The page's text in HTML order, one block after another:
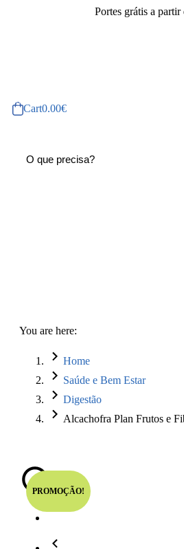
Portes grátis a partir
Cart0.00€
You are here:
Home
Saúde e Bem Estar
Digestão
Alcachofra Plan Frutos e
PROMOÇÃO!